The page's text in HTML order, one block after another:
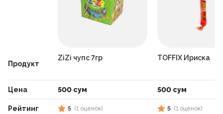
Продукт
Цена
Рейтинг
ZiZi чупс 7гр
500 сум
5 (1 оценок)
TOFFIX Ириска
500 сум
5 (1 оценок)